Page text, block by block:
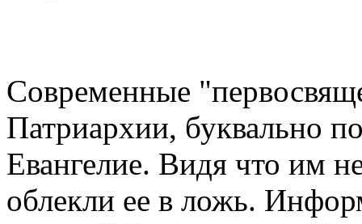
Современные
Патриархии, буквально
Евангелие. Видя что им
облекли ее в ложь.